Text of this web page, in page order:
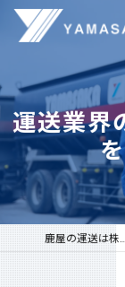
運送業界
鹿屋の運送は株式会社山坂